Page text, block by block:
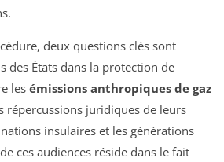
deux questions clés sont
des États dans la protection de
les émissions anthropiques de gaz
répercussions juridiques de leurs
insulaires et les générations
ces audiences réside dans le fait